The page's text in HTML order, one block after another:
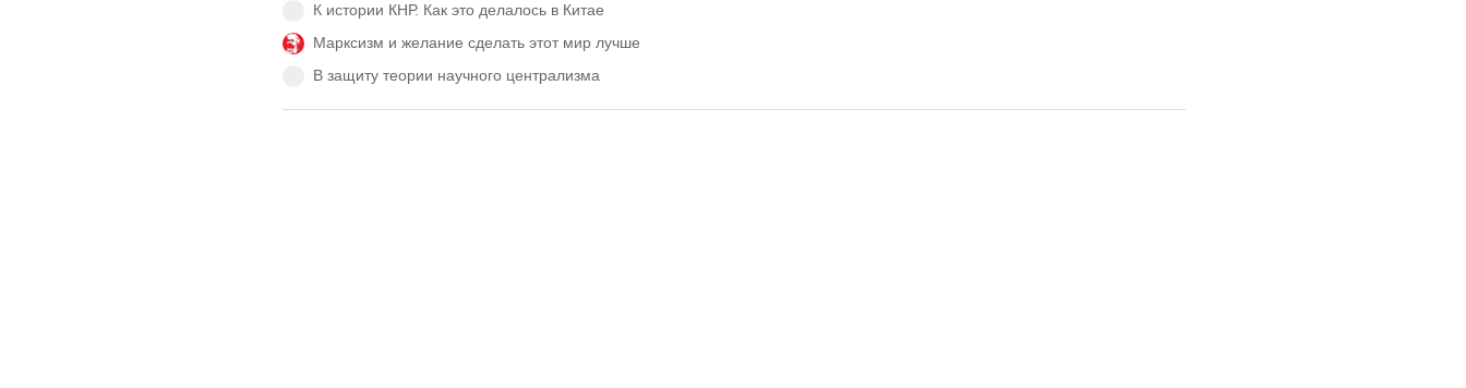
К истории КНР. Как это делалось в Китае
Марксизм и желание сделать этот мир лучше
В защиту теории научного централизма